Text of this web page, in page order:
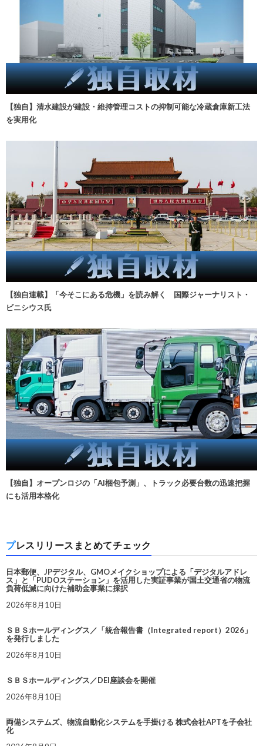
【独自】清水建設が建設・維持管理コストの抑制可能な冷蔵倉庫新工法
を実用化
【独自連載】「今そこにある危機」を読み解く 国際ジャーナリスト・
ビニシウス氏
【独自】オープンロジの「AI梱包予測」、トラック必要台数の迅速把握
にも活用本格化
プレスリリースまとめてチェック
日本郵便、JPデジタル、GMOメイクショップによる「デジタルアドレ
ス」と「PUDOステーション」を活用した実証事業が国土交通省の物流
負荷低減に向けた補助金事業に採択
2026年8月10日
ＳＢＳホールディングス／「統合報告書（Integrated report）2026」
を発行しました
2026年8月10日
ＳＢＳホールディングス／DEI座談会を開催
2026年8月10日
両備システムズ、物流自動化システムを手掛ける 株式会社APTを子会社
化